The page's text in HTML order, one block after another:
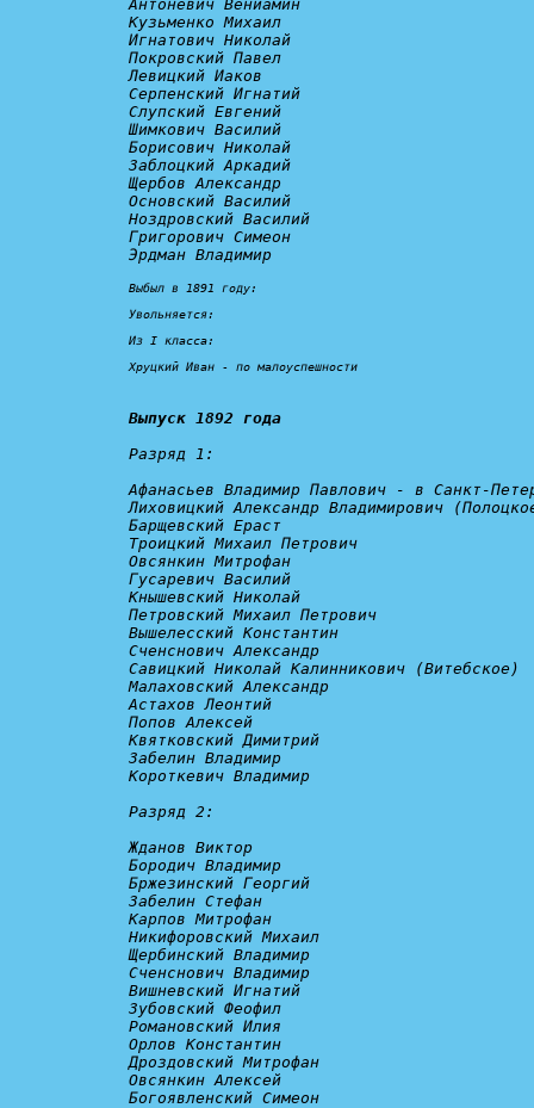
Антоневич Вениамин
Кузьменко Михаил
Игнатович Николай
Покровский Павел
Левицкий Иаков
Серпенский Игнатий
Слупский Евгений
Шимкович Василий
Борисович Николай
Заблоцкий Аркадий
Щербов Александр
Основский Василий
Ноздровский Василий
Григорович Симеон
Эрдман Владимир
Выбыл в 1891 году:
Увольняется:
Из I класса:
Хруцкий Иван - по малоуспешности
Выпуск 1892 года
Разряд 1:
Афанасьев Владимир Павлович - в Санкт-
Лиховицкий Александр Владимирович
Барщевский Ераст
Троицкий Михаил Петрович
Овсянкин Митрофан
Гусаревич Василий
Кнышевский Николай
Петровский Михаил Петрович
Вышелесский Константин
Сченснович Александр
Савицкий Николай Калинникович (Витебское)
Малаховский Александр
Астахов Леонтий
Попов Алексей
Квятковский Димитрий
Забелин Владимир
Короткевич Владимир
Разряд 2:
Жданов Виктор
Бородич Владимир
Бржезинский Георгий
Забелин Стефан
Карпов Митрофан
Никифоровский Михаил
Щербинский Владимир
Сченснович Владимир
Вишневский Игнатий
Зубовский Феофил
Романовский Илия
Орлов Константин
Дроздовский Митрофан
Овсянкин Алексей
Богоявленский Симеон